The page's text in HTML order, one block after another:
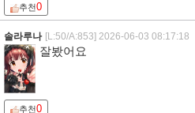
추천0
솔라루나 [L:50/A:853] 2026-06-03 08:17:18
잘봤어요
추천0